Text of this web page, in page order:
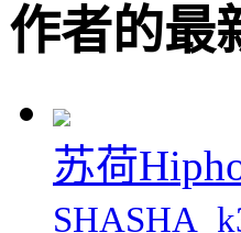
作者的最
苏荷